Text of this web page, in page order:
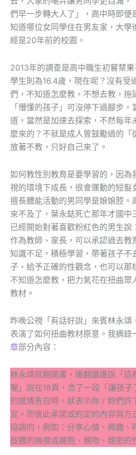
們早一步轉大人了」，高中時即便
知道哪位女同學住在男友家，大學
經是20年前的校園。
2013年的調查是高中職生初嘗禁
學生則為16.4歲，現在呢？沒有受
們，不知道怎麼教，不想去教，拖
「懵懂的孩子」可沒停下過腳步
道，當然是加速去探索，不然每年
麼來的？不就是成人曾鼓勵過的「
放著不教，只好自己來了。
如何教性別教育是要學習的，因為
視的環境下成長，很會運動的短髮
擅長體能活動的男同學是娘娘腔。
來不及了，葉永鋕死亡那年才國中
已經開始對著喜歡粉紅色的男生說
作為教師、家長，可以承認過去教
知識不足，積極學習，帶著孩子不
子，給予正確的性觀念，也可以那
不知道怎麼教，把力氣花在扭曲眾
教材。
昨晚公視「有話好說」來賓林永頌
表演了如何扭曲教材原意。我摘錄
章部分內容：
林永頌就翻開書，邊翻還邊說「這
喔」說在18頁，念了一段「讓孩
的感情告白時，就表示你 / 妳們許
定。而彼此承諾或約定的內容與方
協調的，例如：分享心情、興趣、
肢體的撫摸或擁抱、親吻、親密的